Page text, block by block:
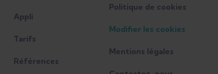
Appli
Tarifs
Références
Politique de cookies
Modifier les cookies
Mentions légales